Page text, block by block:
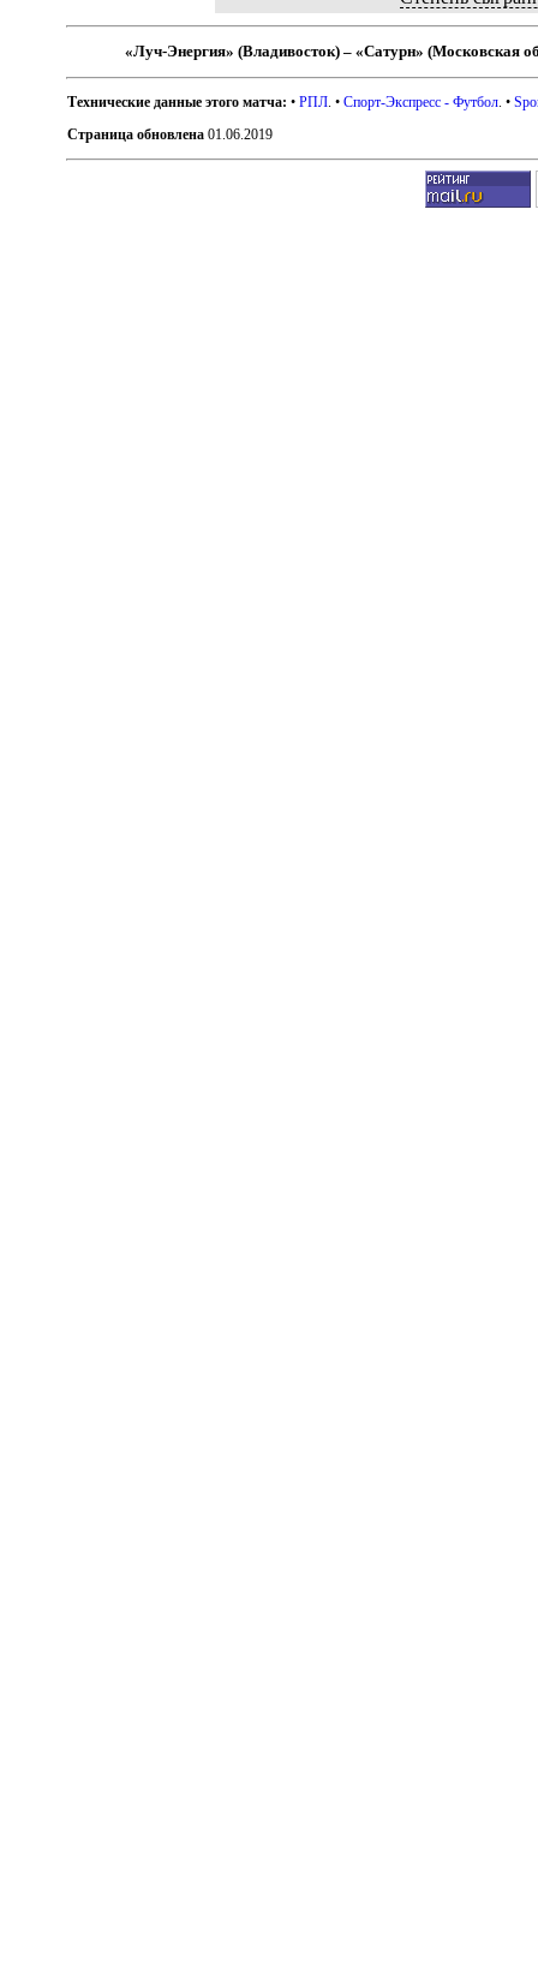
«Луч-Энергия» (Владивосток) – «Сатурн» (Московская
Технические данные этого матча: •РПЛ . •Спорт-Экспресс - Футбол . •
Страница обновлена 01.06.2019